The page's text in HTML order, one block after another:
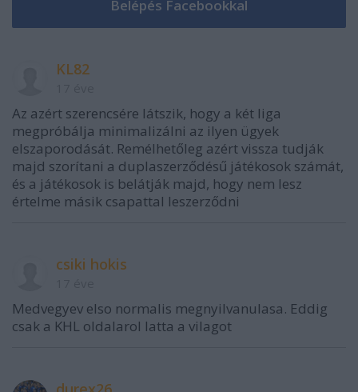
KL82
Az azért szerencsére látszik, hogy a két liga
megpróbálja minimalizálni az ilyen ügyek
elszaporodását. Remélhetőleg azért vissza tudják
majd szorítani a duplaszerződésű játékosok számát,
és a játékosok is belátják majd, hogy nem lesz
értelme másik csapattal leszerződni
csiki hokis
Medvegyev elso normalis megnyilvanulasa. Eddig
csak a KHL oldalarol latta a vilagot